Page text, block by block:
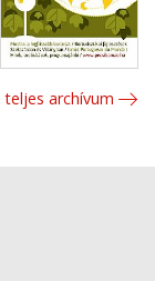
teljes archívum